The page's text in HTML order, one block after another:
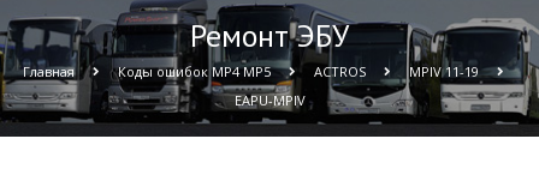
Ремонт ЭБУ
Главная Коды ошибок МР4 МР5 ACTROS
MPIV 11-19
EAPU-MPIV